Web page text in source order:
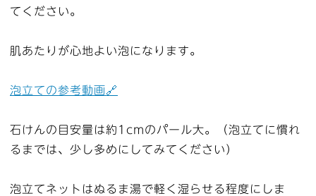
てください。
肌あたりが心地よい泡になります。
泡立ての参考動画🔗
石けんの目安量は約1cmのパール大。（泡立てに慣れ
るまでは、少し多めにしてみてください）
泡立てネットはぬるま湯で軽く湿らせる程度にしま